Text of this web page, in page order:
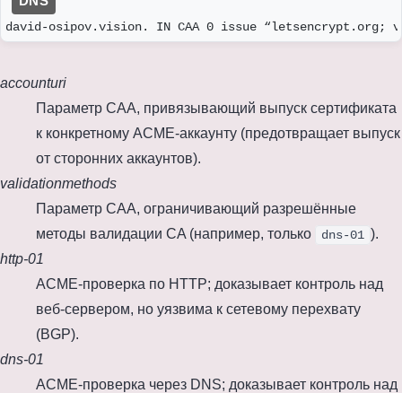
david-osipov.vision. IN CAA 0 issue “letsencrypt.org;
accounturi
Параметр CAA, привязывающий выпуск сертификата
к конкретному ACME-аккаунту (предотвращает выпуск
от сторонних аккаунтов).
validationmethods
Параметр CAA, ограничивающий разрешённые
методы валидации CA (например, только
dns-01 ).
http-01
ACME-проверка по HTTP; доказывает контроль над
веб-сервером, но уязвима к сетевому перехвату
(BGP).
dns-01
ACME-проверка через DNS; доказывает контроль над